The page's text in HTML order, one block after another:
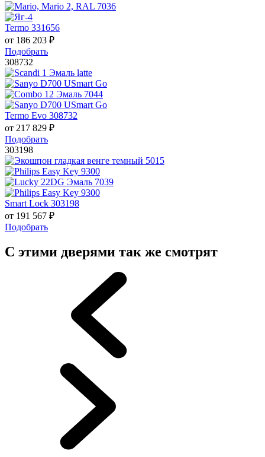
Termo 331656
от 186 203 ₽
Подобрать
308732
Termo Evo 308732
от 217 829 ₽
Подобрать
303198
Smart Lock 303198
от 191 567 ₽
Подобрать
С этими дверями так же смотрят